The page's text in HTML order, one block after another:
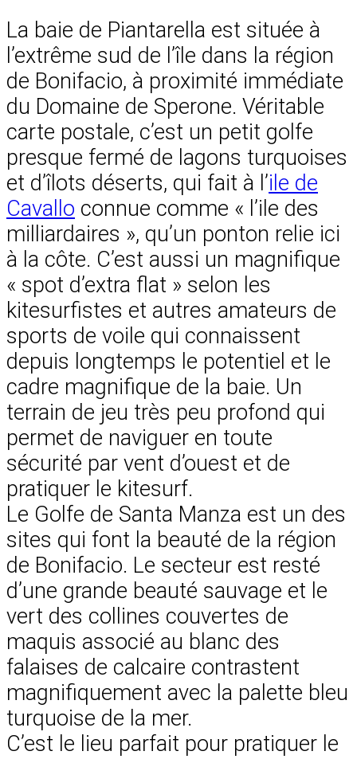
La baie de Piantarella est située à
l’extrême sud de l’île dans la région
de Bonifacio, à proximité immédiate
du Domaine de Sperone. Véritable
carte postale, c’est un petit golfe
presque fermé de lagons turquoises
et d’îlots déserts, qui fait à l’ile de
Cavallo connue comme « l’ile des
milliardaires », qu’un ponton relie ici
à la côte. C’est aussi un magnifique
« spot d’extra flat » selon les
kitesurfistes et autres amateurs de
sports de voile qui connaissent
depuis longtemps le potentiel et le
cadre magnifique de la baie. Un
terrain de jeu très peu profond qui
permet de naviguer en toute
sécurité par vent d’ouest et de
pratiquer le kitesurf.
Le Golfe de Santa Manza est un des
sites qui font la beauté de la région
de Bonifacio. Le secteur est resté
d’une grande beauté sauvage et le
vert des collines couvertes de
maquis associé au blanc des
falaises de calcaire contrastent
magnifiquement avec la palette bleu
turquoise de la mer.
C’est le lieu parfait pour pratiquer le